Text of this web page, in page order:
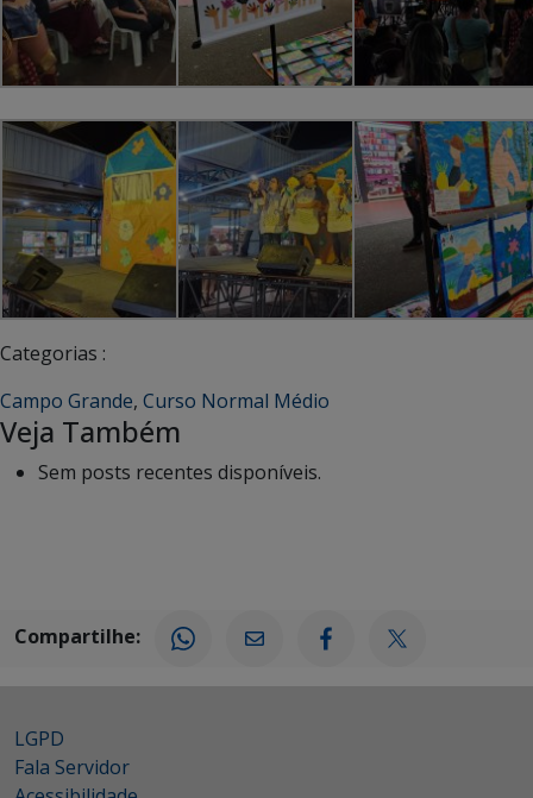
Categorias :
Campo Grande, Curso Normal Médio
Veja Também
Sem posts recentes disponíveis.
Compartilhe:
LGPD
Fala Servidor